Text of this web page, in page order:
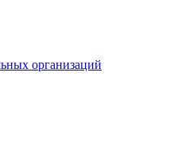
организаций